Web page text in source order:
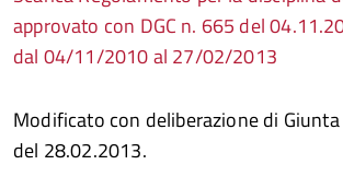
Whatsapp
approvato con DGC n. 665 del
dal 04/11/2010 al 27/02/2013
Modificato con deliberazione di
del 28.02.2013.